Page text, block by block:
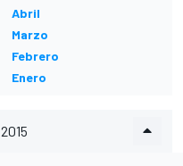
Abril
Marzo
Febrero
Enero
2015